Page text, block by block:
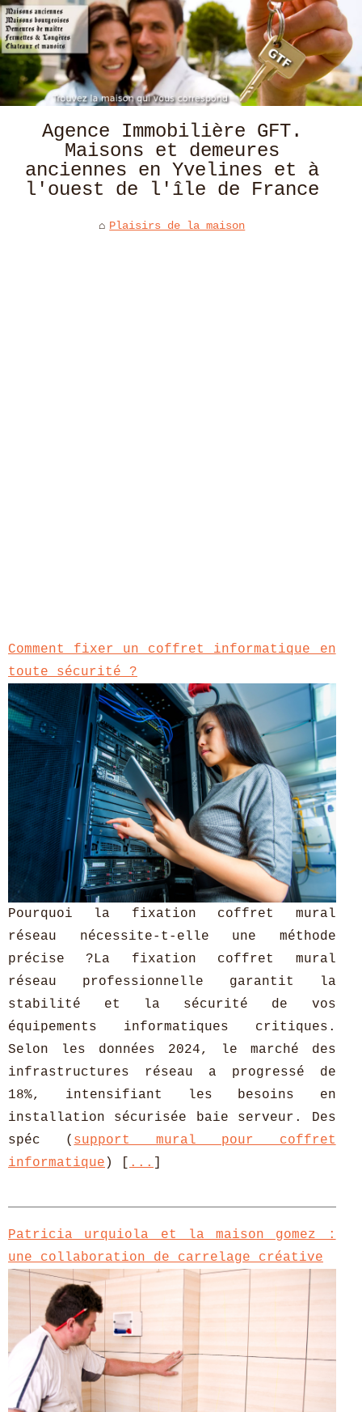
Agence Immobilière GFT.
Maisons et demeures
anciennes en Yvelines et à
l'ouest de l'île de France
Plaisirs de la maison
Comment fixer un coffret informatique en
toute sécurité ?
Pourquoi la fixation coffret mural
réseau nécessite-t-elle une méthode
précise ?La fixation coffret mural
réseau professionnelle garantit la
stabilité et la sécurité de vos
équipements informatiques critiques.
Selon les données 2024, le marché des
infrastructures réseau a progressé de
18%, intensifiant les besoins en
installation sécurisée baie serveur. Des
spéc ( support mural pour coffret
informatique ) [ ...
Patricia urquiola et la maison gomez :
une collaboration de carrelage créative